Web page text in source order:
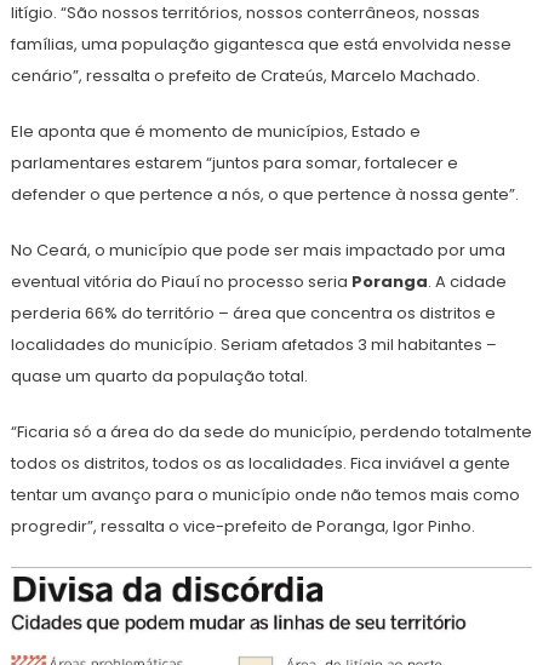
litígio. “São nossos territórios, nossos conterrâneos, nossas
famílias, uma população gigantesca que está envolvida nesse
cenário”, ressalta o prefeito de Crateús, Marcelo Machado.
Ele aponta que é momento de municípios, Estado e
parlamentares estarem “juntos para somar, fortalecer e
defender o que pertence a nós, o que pertence à nossa gente”.
No Ceará, o município que pode ser mais impactado por uma
eventual vitória do Piauí no processo seria Poranga. A cidade
perderia 66% do território – área que concentra os distritos e
localidades do município. Seriam afetados 3 mil habitantes –
quase um quarto da população total.
“Ficaria só a área do da sede do município, perdendo totalmente
todos os distritos, todos os as localidades. Fica inviável a gente
tentar um avanço para o município onde não temos mais como
progredir”, ressalta o vice-prefeito de Poranga, Igor Pinho.